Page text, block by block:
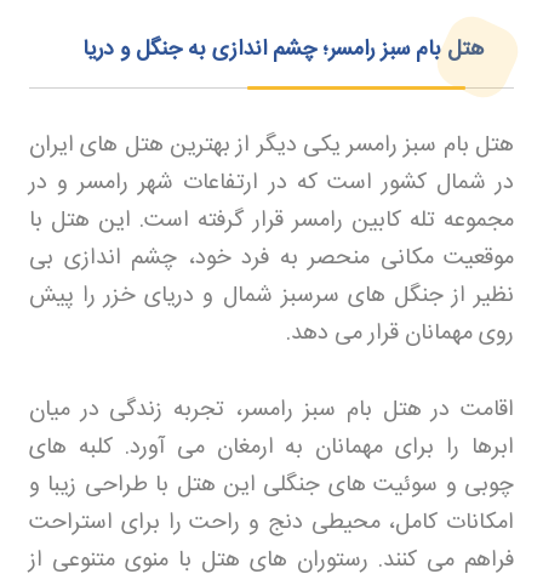
هتل بام سبز رامسر؛ چشم‌ اندازی به جنگل و دریا
هتل بام سبز رامسر یکی دیگر از بهترین هتل های ایران
در شمال کشور است که در ارتفاعات شهر رامسر و در
مجموعه تله کابین رامسر قرار گرفته است. این هتل با
موقعیت مکانی منحصر به فرد خود، چشم اندازی بی
نظیر از جنگل های سرسبز شمال و دریای خزر را پیش
روی مهمانان قرار می دهد.
اقامت در هتل بام سبز رامسر، تجربه زندگی در میان
ابرها را برای مهمانان به ارمغان می آورد. کلبه های
چوبی و سوئیت های جنگلی این هتل با طراحی زیبا و
امکانات کامل، محیطی دنج و راحت را برای استراحت
فراهم می کنند. رستوران های هتل با منوی متنوعی از